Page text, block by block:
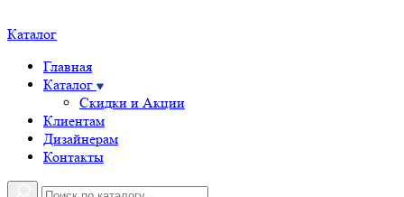
Каталог
Главная
Каталог
Скидки и Акции
Клиентам
Дизайнерам
Контакты